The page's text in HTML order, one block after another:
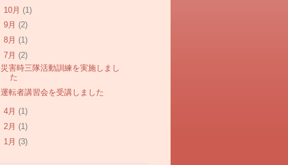
10月 (1)
9月 (2)
8月 (1)
7月 (2)
災害時三隊活動訓練を実施しまし
た
運転者講習会を受講しました
4月 (1)
2月 (1)
1月 (3)